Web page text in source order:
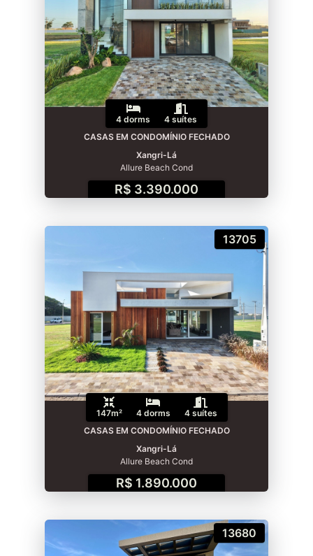
4 dorms
4 suítes
CASAS EM CONDOMÍNIO FECHADO
Xangri-Lá
Allure Beach Cond
R$ 3.390.000
13705
147m² 4 dorms
4 suítes
CASAS EM CONDOMÍNIO FECHADO
Xangri-Lá
Allure Beach Cond
R$ 1.890.000
13680